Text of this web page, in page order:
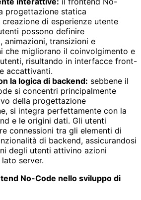
progettazione statica
di esperienze utente
possono definire
animazioni, transizioni e
che migliorano il coinvolgimento e
risultando in interfacce front-
accattivanti.
la logica di backend: sebbene il
si concentri principalmente
della progettazione
si integra perfettamente con la
e le origini dati. Gli utenti
connessioni tra gli elementi di
di backend, assicurandosi
degli utenti attivino azioni
server.
No-Code nello sviluppo di